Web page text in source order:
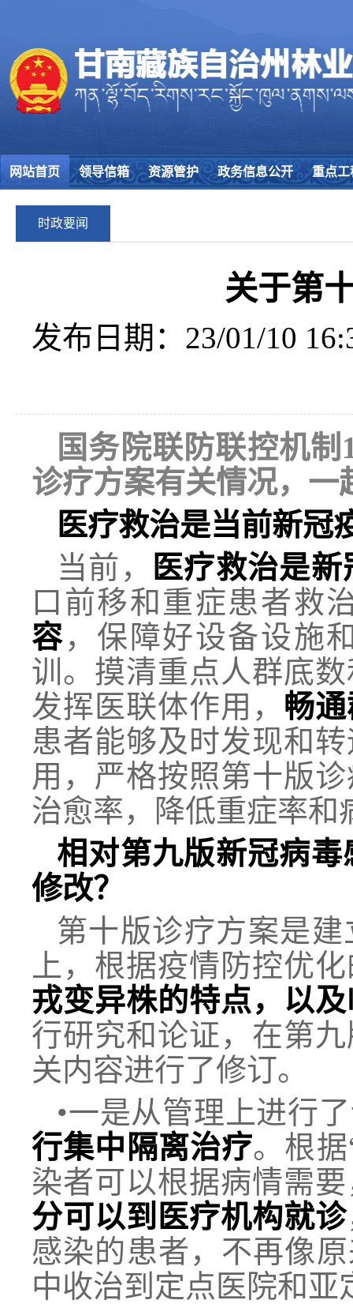
网站首页 领导信箱 资源管护 政务信息公开 重点工
时政要闻
关于第
发布日期：23/01/10
国务院联防联控机
诊疗方案有关情况，一
医疗救治是当前新冠
当前，
医疗救治是
口前移和重症患者救
容，保障好设备设施
训。摸清重点人群底
发挥医联体作用， 畅
患者能够及时发现和
用，严格按照第十版
治愈率，降低重症率和
相对第九版新冠病
修改？
第十版诊疗方案是
上，根据疫情防控优
戎变异株的特点，以
行研究和论证，在第
关内容进行了修订。
•一是从管理上进行
行集中隔离治疗。根
染者可以根据病情需
分可以到医疗机构就诊
感染的患者，不再像
中收治到定点医院和